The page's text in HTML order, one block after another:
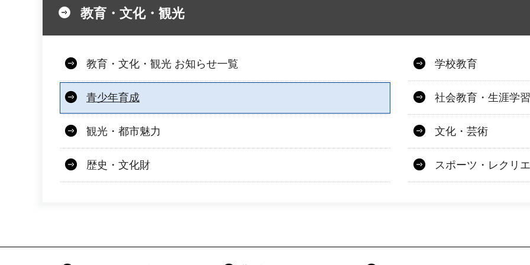
教育・文化・観光
教育・文化・観光 お知らせ一覧 学校教育
青少年育成 社会教育・生涯学習
観光・都市魅力 文化・芸術
歴史・文化財 スポーツ・レクリ